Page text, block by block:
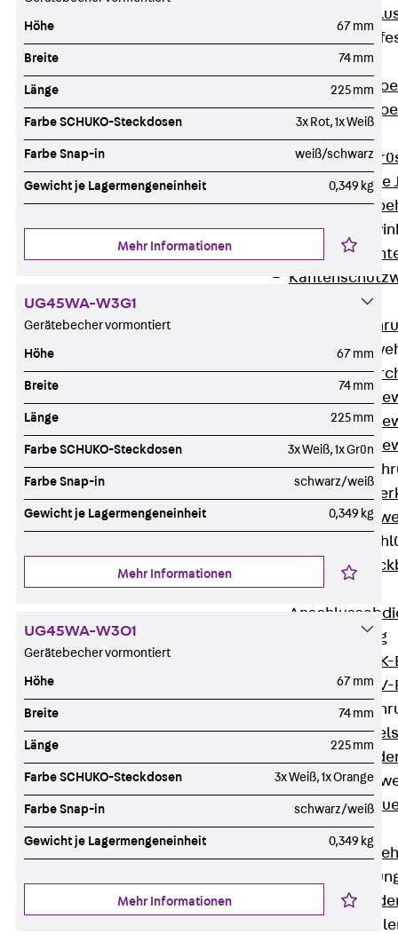
Zurück
Zurück
Gerüstschuhe
Zurück
Zurück
Zurück
FERBOX®
GFK-Bewehrung
FIBERNOX®
Zurück
Zurück
GRIPRIP®
Höhe 67 mm
Breite 74 mm
Länge 225 mm
Farbe SCHUKO-Steckdosen 3x Rot, 1x Weiß
Farbe Snap-in weiß/schwarz
Gewicht je Lagermengeneinheit 0,349 kg
Mehr Informationen
UG45WA-W3G1
Gerätebecher vormontiert
Höhe 67 mm
Breite 74 mm
Länge 225 mm
Farbe SCHUKO-Steckdosen 3x Weiß, 1x Grün
Farbe Snap-in schwarz/weiß
Gewicht je Lagermengeneinheit 0,349 kg
Mehr Informationen
UG45WA-W3O1
Gerätebecher vormontiert
Höhe 67 mm
Breite 74 mm
Länge 225 mm
Farbe SCHUKO-Steckdosen 3x Weiß, 1x Orange
Farbe Snap-in schwarz/weiß
Gewicht je Lagermengeneinheit 0,349 kg
Mehr Informationen